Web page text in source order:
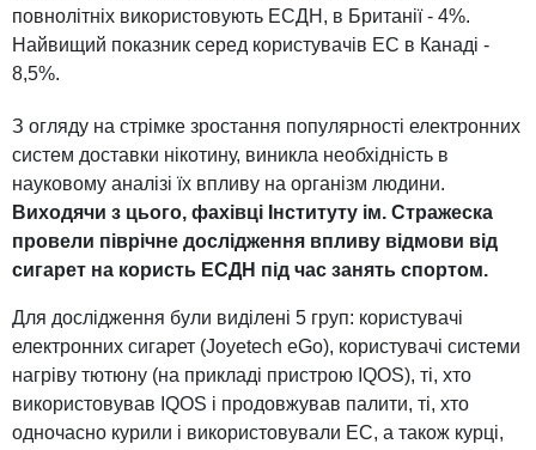
повнолітніх використовують ЕСДН, в Британії - 4%.
Найвищий показник серед користувачів ЕС в Канаді -
8,5%.
З огляду на стрімке зростання популярності електронних
систем доставки нікотину, виникла необхідність в
науковому аналізі їх впливу на організм людини.
Виходячи з цього, фахівці Інституту ім. Стражеска
провели піврічне дослідження впливу відмови від
сигарет на користь ЕСДН під час занять спортом.
Для дослідження були виділені 5 груп: користувачі
електронних сигарет (Joyetech eGo), користувачі системи
нагріву тютюну (на прикладі пристрою IQOS), ті, хто
використовував IQOS і продовжував палити, ті, хто
одночасно курили і використовували ЕС, а також курці,